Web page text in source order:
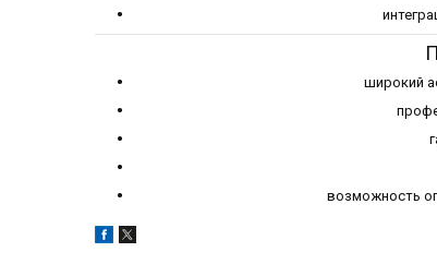
широкий
возможность